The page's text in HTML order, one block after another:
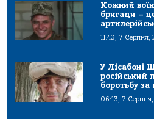
Кожний воїн
бригади –
11:43, 7 Серпня,
У Лісабоні
російський
боротьбу за
06:13, 7